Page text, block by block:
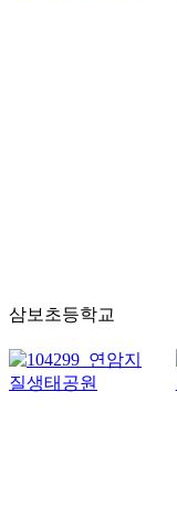
삼보초등학교